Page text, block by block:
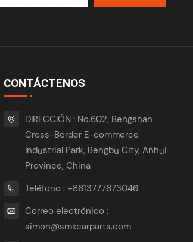
CONTÁCTENOS
DIRECCIÓN : No.602, Bengshan
Cross-Border E-commerce
Industrial Park, Bengbu City, Anhui
Province, China
Teléfono : +8613777673046
Correo electrónico :
simon@smkcarparts.com